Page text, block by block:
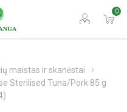
0
maistas ir skanėstai
Sterilised Tuna/Pork 85 g